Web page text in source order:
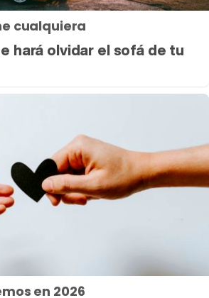
cualquiera
hará olvidar el sofá de tu
en 2026